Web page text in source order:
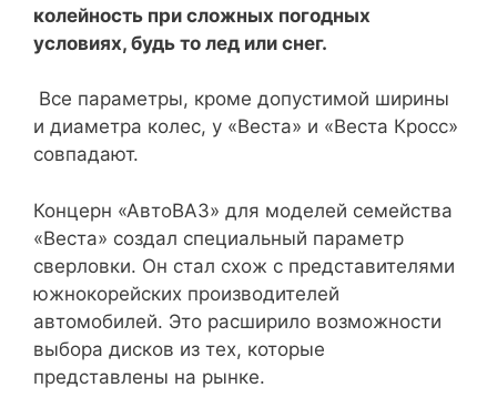
колейность при сложных погодных
условиях, будь то лед или снег.
Все параметры, кроме допустимой ширины
и диаметра колес, у «Веста» и «Веста Кросс»
совпадают.
Концерн «АвтоВАЗ» для моделей семейства
«Веста» создал специальный параметр
сверловки. Он стал схож с представителями
южнокорейских производителей
автомобилей. Это расширило возможности
выбора дисков из тех, которые
представлены на рынке.